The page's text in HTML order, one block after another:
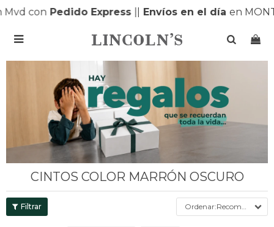
conPedido Express||Envíos en el díaen

CINTOS COLOR MARRÓN OSCURO
Recomendados